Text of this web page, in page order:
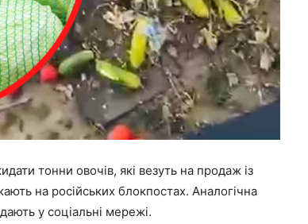
тонни овочів, які везуть на продаж із
на російських блокпостах. Аналогічна
у соціальні мережі.